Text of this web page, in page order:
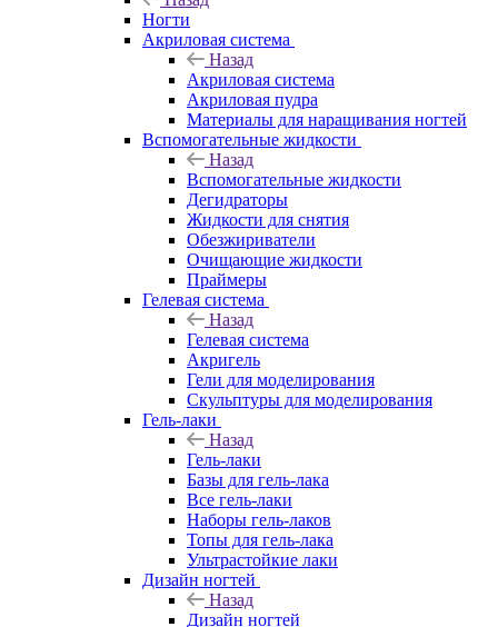
Ногти
Акриловая система
Назад
Акриловая система
Акриловая пудра
Материалы для наращивания ногтей
Вспомогательные жидкости
Назад
Вспомогательные жидкости
Дегидраторы
Жидкости для снятия
Обезжириватели
Очищающие жидкости
Праймеры
Гелевая система
Назад
Гелевая система
Акригель
Гели для моделирования
Скульптуры для моделирования
Гель-лаки
Назад
Гель-лаки
Базы для гель-лака
Все гель-лаки
Наборы гель-лаков
Топы для гель-лака
Ультрастойкие лаки
Дизайн ногтей
Назад
Дизайн ногтей